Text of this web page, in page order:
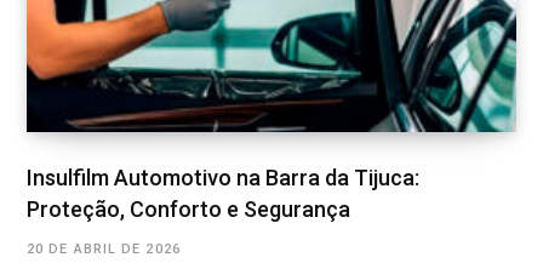
Insulfilm Automotivo na Barra da Tijuca:
Proteção, Conforto e Segurança
20 DE ABRIL DE 2026